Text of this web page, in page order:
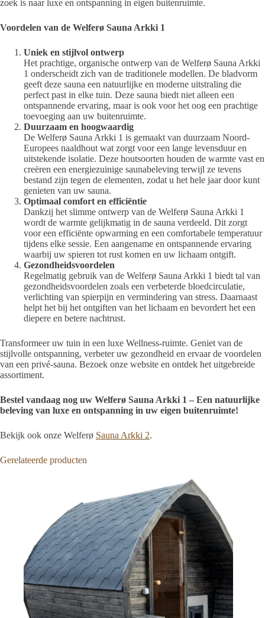
zoek is naar luxe en ontspanning in eigen buitenruimte.
Voordelen van de Welferø Sauna Arkki 1
Uniek en stijlvol ontwerp
Het prachtige, organische ontwerp van de Welferø Sauna Arkki
1 onderscheidt zich van de traditionele modellen. De bladvorm
geeft deze sauna een natuurlijke en moderne uitstraling die
perfect past in elke tuin. Deze sauna biedt niet alleen een
ontspannende ervaring, maar is ook voor het oog een prachtige
toevoeging aan uw buitenruimte.
Duurzaam en hoogwaardig
De Welferø Sauna Arkki 1 is gemaakt van duurzaam Noord-
Europees naaldhout wat zorgt voor een lange levensduur en
uitstekende isolatie. Deze houtsoorten houden de warmte vast en
creëren een energiezuinige saunabeleving terwijl ze tevens
bestand zijn tegen de elementen, zodat u het hele jaar door kunt
genieten van uw sauna.
Optimaal comfort en efficiëntie
Dankzij het slimme ontwerp van de Welferø Sauna Arkki 1
wordt de warmte gelijkmatig in de sauna verdeeld. Dit zorgt
voor een efficiënte opwarming en een comfortabele temperatuur
tijdens elke sessie. Een aangename en ontspannende ervaring
waarbij uw spieren tot rust komen en uw lichaam ontgift.
Gezondheidsvoordelen
Regelmatig gebruik van de Welferø Sauna Arkki 1 biedt tal van
gezondheidsvoordelen zoals een verbeterde bloedcirculatie,
verlichting van spierpijn en vermindering van stress. Daarnaast
helpt het bij het ontgiften van het lichaam en bevordert het een
diepere en betere nachtrust.
Transformeer uw tuin in een luxe Wellness-ruimte. Geniet van de
stijlvolle ontspanning, verbeter uw gezondheid en ervaar de voordelen
van een privé-sauna. Bezoek onze website en ontdek het uitgebreide
assortiment.
Bestel vandaag nog uw Welferø Sauna Arkki 1 – Een natuurlijke
beleving van luxe en ontspanning in uw eigen buitenruimte!
Bekijk ook onze Welferø Sauna Arkki 2.
Gerelateerde producten